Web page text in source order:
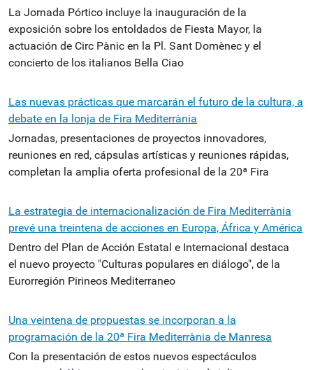
La Jornada Pórtico incluye la inauguración de la
exposición sobre los entoldados de Fiesta Mayor, la
actuación de Circ Pànic en la Pl. Sant Domènec y el
concierto de los italianos Bella Ciao
Las nuevas prácticas que marcarán el futuro de la cultura, a
debate en la lonja de Fira Mediterrània
Jornadas, presentaciones de proyectos innovadores,
reuniones en red, cápsulas artísticas y reuniones rápidas,
completan la amplia oferta profesional de la 20ª Fira
La estrategia de internacionalización de Fira Mediterrània
prevé una treintena de acciones en Europa, África y América
Dentro del Plan de Acción Estatal e Internacional destaca
el nuevo proyecto "Culturas populares en diálogo", de la
Eurorregión Pirineos Mediterraneo
Una veintena de propuestas se incorporan a la
programación de la 20ª Fira Mediterrània de Manresa
Con la presentación de estos nuevos espectáculos